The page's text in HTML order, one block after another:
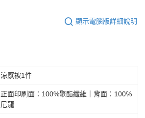
顯示電腦版詳細說明
涼感被1件
正面印刷面：100℅聚酯纖維｜背面：100℅
尼龍